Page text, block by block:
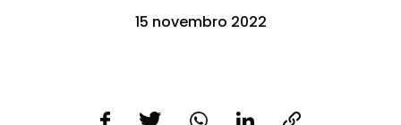
15 novembro 2022